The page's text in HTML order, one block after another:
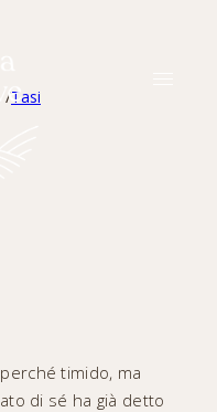
/Tasi
timido, ma
di sé ha già detto